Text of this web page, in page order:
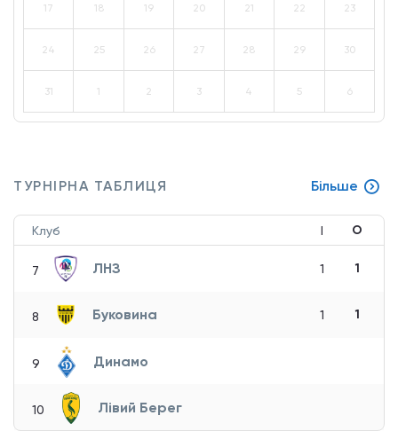
17 18 19 20 21 22 23
24 25 26 27 28 29 30
31 1 2 3 4 5 6
ТУРНІРНА ТАБЛИЦЯ Більше
Клуб І О
7 ЛНЗ 1 1
8 Буковина 1 1
9 Динамо
10 Лівий Берег